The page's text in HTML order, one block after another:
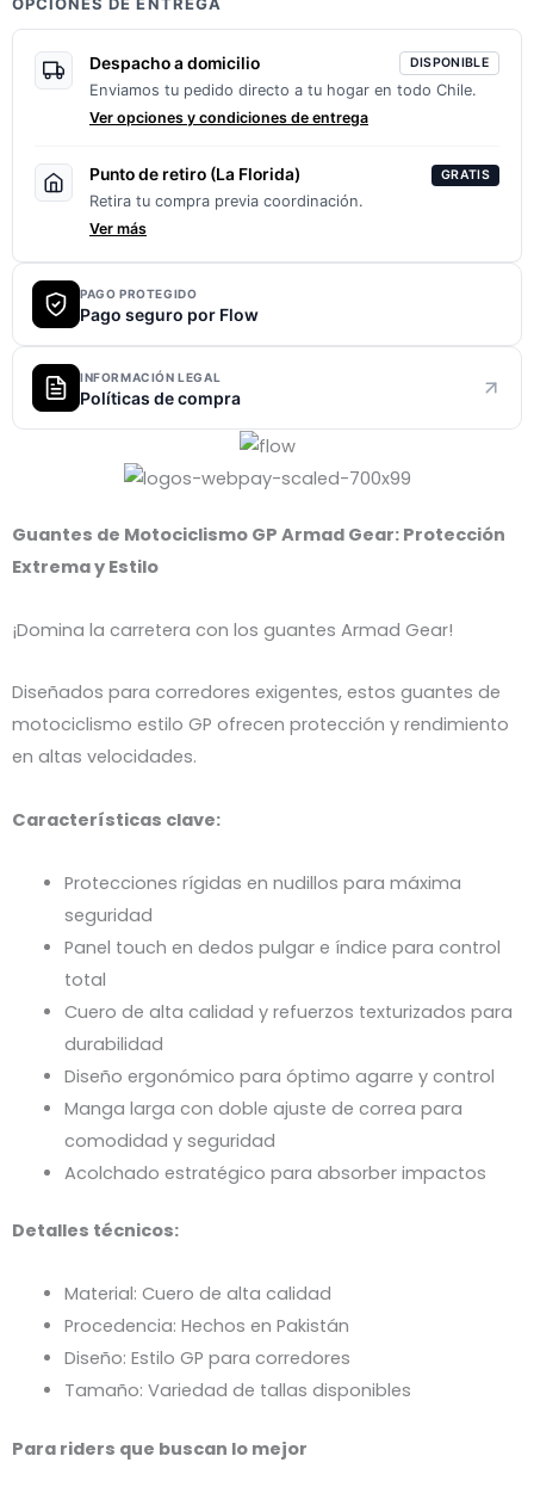
Mike
cantidad
OPCIONES DE ENTREGA
Despacho a domicilio DISPONIBLE
Enviamos tu pedido directo a tu hogar en todo Chile.
Ver opciones y condiciones de entrega
Punto de retiro (La Florida) GRATIS
Retira tu compra previa coordinación.
Ver más
PAGO PROTEGIDO
Pago seguro por Flow
INFORMACIÓN LEGAL
Políticas de compra
Guantes de Motociclismo GP Armad Gear: Protección
Extrema y Estilo
¡Domina la carretera con los guantes Armad Gear!
Diseñados para corredores exigentes, estos guantes de
motociclismo estilo GP ofrecen protección y rendimiento
en altas velocidades.
Características clave:
Protecciones rígidas en nudillos para máxima
seguridad
Panel touch en dedos pulgar e índice para control
total
Cuero de alta calidad y refuerzos texturizados para
durabilidad
Diseño ergonómico para óptimo agarre y control
Manga larga con doble ajuste de correa para
comodidad y seguridad
Acolchado estratégico para absorber impactos
Detalles técnicos:
Material: Cuero de alta calidad
Procedencia: Hechos en Pakistán
Diseño: Estilo GP para corredores
Tamaño: Variedad de tallas disponibles
Para riders que buscan lo mejor